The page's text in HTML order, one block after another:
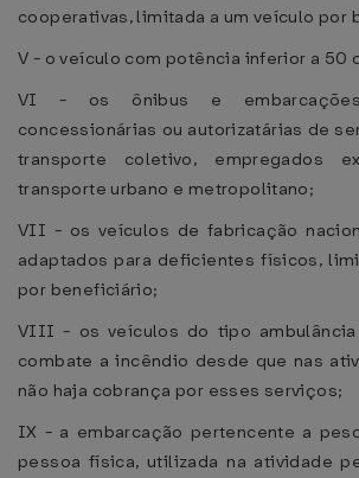
cooperativas, limitada a um veículo por
V - o veículo com potência inferior a 50
VI - os ônibus e
concessionárias ou autorizatárias de
transporte coletivo, empregados
transporte urbano e metropolitano;
VII - os veículos de fabricação
adaptados para deficientes físicos,
por beneficiário;
VIII - os veículos do tipo
combate a incêndio desde que nas
não haja cobrança por esses serviços;
IX - a embarcação pertencente a
pessoa física, utilizada na atividade